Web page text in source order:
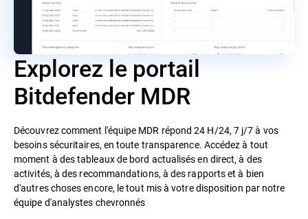
Explorez le portail
Bitdefender MDR
Découvrez comment l'équipe MDR répond 24 H/24, 7 j/7 à vos
besoins sécuritaires, en toute transparence. Accédez à tout
moment à des tableaux de bord actualisés en direct, à des
activités, à des recommandations, à des rapports et à bien
d'autres choses encore, le tout mis à votre disposition par notre
équipe d'analystes chevronnés